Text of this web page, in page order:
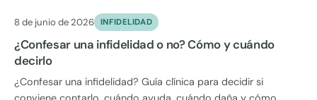
8 de junio de 2026 INFIDELIDAD
¿Confesar una infidelidad o no? Cómo y cuándo
decirlo
¿Confesar una infidelidad? Guía clínica para decidir si